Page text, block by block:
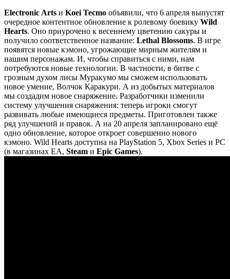
Electronic Arts и Koei Tecmo объявили, что 6 апреля выпустят
очередное контентное обновление к ролевому боевику Wild
Hearts. Оно приурочено к весеннему цветению сакуры и
получило соответственное название: Lethal Blossoms. В игре
появятся новые кэмоно, угрожающие мирным жителям и
нашим персонажам. И, чтобы справиться с ними, нам
потребуются новые технологии. В частности, в битве с
грозным духом лисы Муракумо мы сможем использовать
новое умение, Волчок Каракури. А из добытых материалов
мы создадим новое снаряжение. Разработчики изменили
систему улучшения снаряжения: теперь игроки смогут
развивать любые имеющиеся предметы. Приготовлен также
ряд улучшений и правок. А на 20 апреля запланировано ещё
одно обновление, которое откроет совершенно нового
кэмоно. Wild Hearts доступна на PlayStation 5, Xbox Series и РС
(в магазинах EA, Steam и Epic Games).